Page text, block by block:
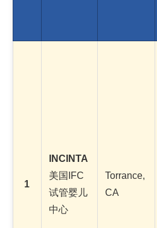
1
INCINTA
美国IFC
试管婴儿
中心
Torrance,
CA